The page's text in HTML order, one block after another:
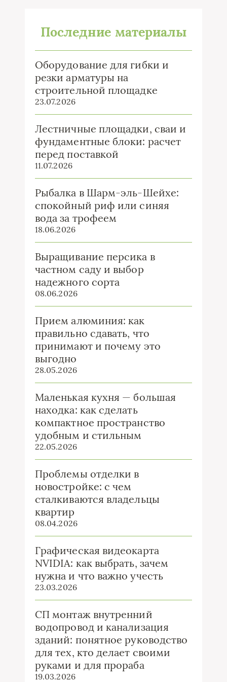
Последние материалы
Оборудование для гибки и
резки арматуры на
строительной площадке
23.07.2026
Лестничные площадки, сваи и
фундаментные блоки: расчет
перед поставкой
11.07.2026
Рыбалка в Шарм-эль-Шейхе:
спокойный риф или синяя
вода за трофеем
18.06.2026
Выращивание персика в
частном саду и выбор
надежного сорта
08.06.2026
Прием алюминия: как
правильно сдавать, что
принимают и почему это
выгодно
28.05.2026
Маленькая кухня — большая
находка: как сделать
компактное пространство
удобным и стильным
22.05.2026
Проблемы отделки в
новостройке: с чем
сталкиваются владельцы
квартир
08.04.2026
Графическая видеокарта
NVIDIA: как выбрать, зачем
нужна и что важно учесть
23.03.2026
СП монтаж внутренний
водопровод и канализация
зданий: понятное руководство
для тех, кто делает своими
руками и для прораба
19.03.2026